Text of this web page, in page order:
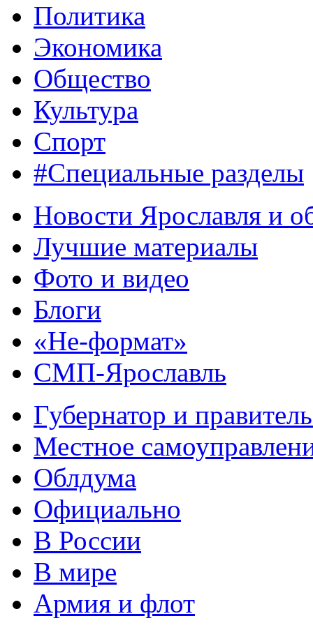
Политика
Экономика
Общество
Культура
Спорт
#Специальные разделы
Новости Ярославля и
Лучшие материалы
Фото и видео
Блоги
«Не-формат»
СМП-Ярославль
Губернатор и
Местное
Облдума
Официально
В России
В мире
Армия и флот